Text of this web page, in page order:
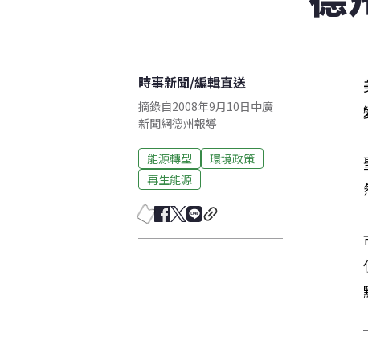
時事新聞/編輯直送
摘錄自2008年9月10日中廣
新聞網德州報導
能源轉型
環境政策
再生能源